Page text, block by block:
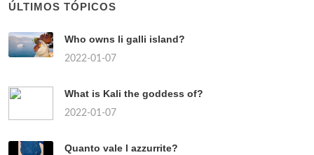
ÚLTIMOS TÓPICOS
Who owns li galli island?
2022-01-07
What is Kali the goddess of?
2022-01-07
Quanto vale l azzurrite?